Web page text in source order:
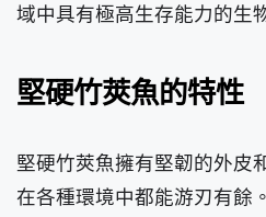
域中具有極高生存能力的生
堅硬竹莢魚的特性
堅硬竹莢魚擁有堅韌的外皮
在各種環境中都能游刃有餘